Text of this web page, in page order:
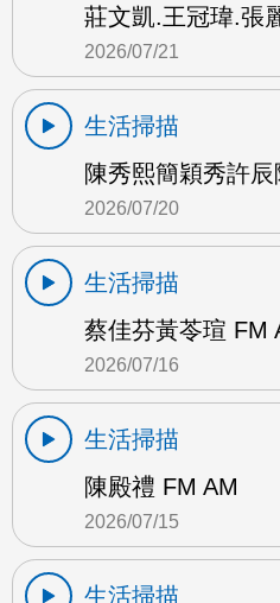
莊文凱.王冠瑋.張
2026/07/21
生活掃描
陳秀熙簡穎秀許
2026/07/20
生活掃描
蔡佳芬黃苓瑄 FM
2026/07/16
生活掃描
陳殿禮 FM AM
2026/07/15
生活掃描